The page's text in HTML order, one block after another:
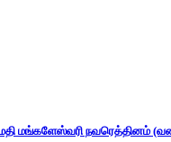
மங்களேஸ்வரி